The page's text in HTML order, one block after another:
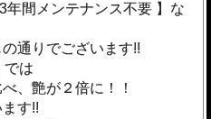
年間メンテナンス不要 】な
通りでございます!!
は
、艶が２倍に！！
す!!